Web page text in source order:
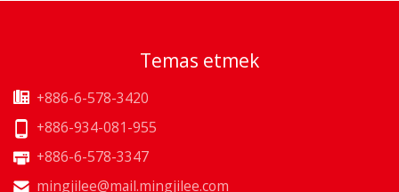
Temas etmek
+886-6-578-3420
+886-934-081-955
+886-6-578-3347
mingjilee@mail.mingjilee.com